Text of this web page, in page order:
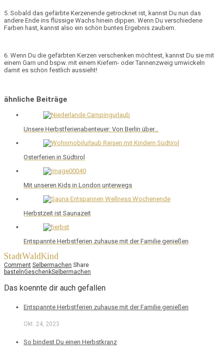
5. Sobald das gefärbte Kerzenende getrocknet ist, kannst Du nun das
andere Ende ins flüssige Wachs hinein dippen. Wenn Du verschiedene
Farben hast, kannst also ein schön buntes Ergebnis zaubern.
6. Wenn Du die gefärbten Kerzen verschenken möchtest, kannst Du sie mit
einem Garn und bspw. mit einem Kiefern- oder Tannenzweig umwickeln
damit es schön festlich aussieht!
ähnliche Beiträge
Unsere Herbstferienabenteuer: Von Berlin über…
Osterferien in Südtirol
Mit unseren Kids in London unterwegs
Herbstzeit ist Saunazeit
Entspannte Herbstferien zuhause mit der Familie genießen
StadtWaldKind
Comment Selbermachen Share
bastelnGeschenkSelbermachen
Das koennte dir auch gefallen
Entspannte Herbstferien zuhause mit der Familie genießen
Okt. 24, 2023
So bindest Du einen Herbstkranz